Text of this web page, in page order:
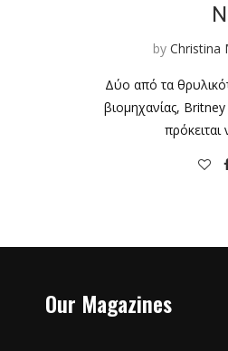
byChristina
Δύο από τα
βιομηχανίας,
Our Magazines